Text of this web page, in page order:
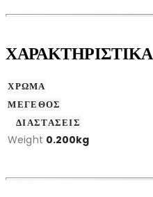
ΧΑΡΑΚΤΗΡΙΣΤΙΚΑ
ΧΡΩΜΑ
ΜΕΓΕΘΟΣ
ΔΙΑΣΤΑΣΕΙΣ
Weight 0.200kg